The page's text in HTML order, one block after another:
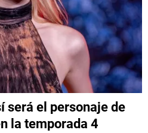
será el personaje de
la temporada 4